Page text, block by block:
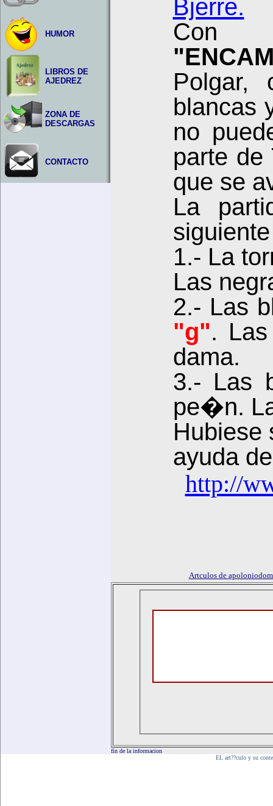
HUMOR
LIBROS DE
AJEDREZ
ZONA DE
DESCARGAS
CONTACTO
Bjerre.
Con
Polgar,
blancas
no
parte de
que se
La
1.- La
Las
2.- Las
"g".
dama.
3.- Las
pe�n.
Hubiese
ayuda
http://
Artculos de
fin de la informacion
EL art??culo y su